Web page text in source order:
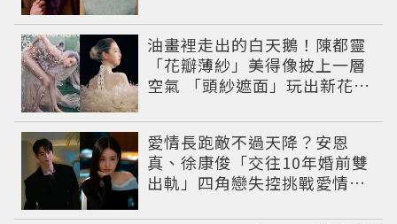
油畫裡走出的白天鵝！陳都靈
「花瓣薄紗」美得像披上一層
空氣 「頭紗遮面」玩出新花樣
愛情長跑敵不過天降？安恩
真、徐康俊「交往10年婚前雙
出軌」四角戀失控挑戰愛情底